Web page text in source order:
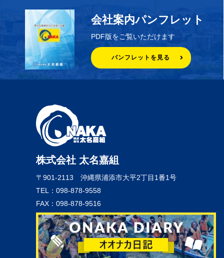
会社案内パンフレット
PDF版をご覧いただけます
パンフレットを見る
株式会社 太名嘉組
〒901-2113 沖縄県浦添市大平2丁目1番1号
TEL：098-878-9558
FAX：098-878-9516